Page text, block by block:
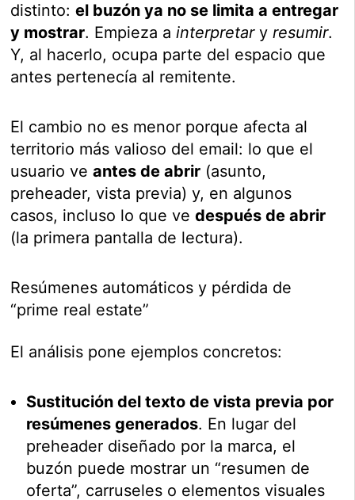
distinto:el buzón ya no se limita a entregar
y mostrar. Empieza ainterpretaryresumir.
Y, al hacerlo, ocupa parte del espacio que
antes pertenecía al remitente.
El cambio no es menor porque afecta al
territorio más valioso del email: lo que el
usuario veantes de abrir (asunto,
preheader, vista previa) y, en algunos
casos, incluso lo que vedespués de abrir
(la primera pantalla de lectura).
Resúmenes automáticos y pérdida de
“prime real estate”
El análisis pone ejemplos concretos:
Sustitución del texto de vista previa por
resúmenes generados. En lugar del
preheader diseñado por la marca, el
buzón puede mostrar un “resumen de
oferta”, carruseles o elementos visuales